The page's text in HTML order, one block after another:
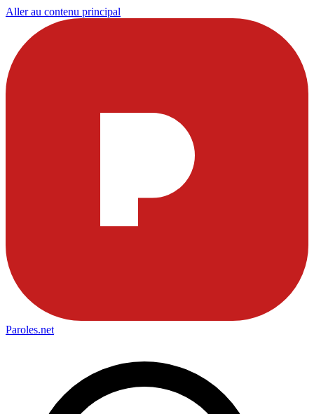
Aller au contenu principal
Paroles.net